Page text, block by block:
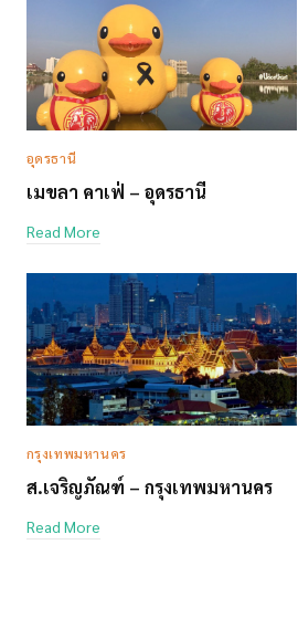
อุดรธานี
เมขลา คาเฟ่ – อุดรธานี
Read More
กรุงเทพมหานคร
ส.เจริญภัณฑ์ – กรุงเทพมหานคร
Read More